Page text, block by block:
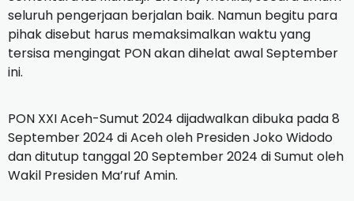
seluruh pengerjaan berjalan baik. Namun begitu para
pihak disebut harus memaksimalkan waktu yang
tersisa mengingat PON akan dihelat awal September
ini.
PON XXI Aceh-Sumut 2024 dijadwalkan dibuka pada 8
September 2024 di Aceh oleh Presiden Joko Widodo
dan ditutup tanggal 20 September 2024 di Sumut oleh
Wakil Presiden Ma’ruf Amin.